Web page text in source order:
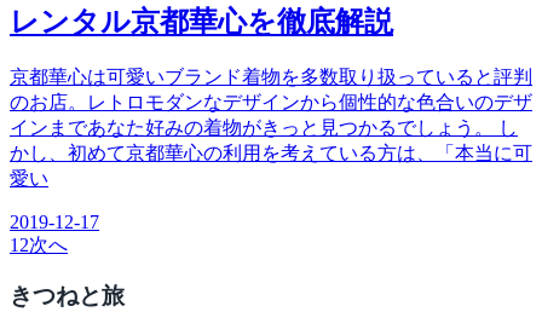
レンタル京都華心を徹底解説
京都華心は可愛いブランド着物を多数取り扱っていると評判
のお店。レトロモダンなデザインから個性的な色合いのデザ
インまであなた好みの着物がきっと見つかるでしょう。 し
かし、初めて京都華心の利用を考えている方は、「本当に可
愛い
2019-12-17
1 2次へ
きつねと旅